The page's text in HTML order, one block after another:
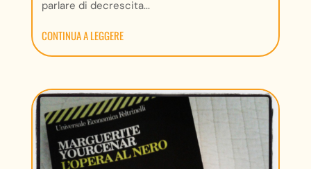
parlare di decrescita...
CONTINUA A LEGGERE